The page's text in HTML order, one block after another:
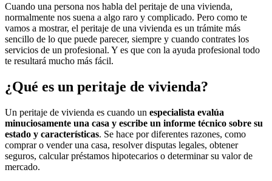
Cuando una persona nos habla del peritaje de una vivienda,
normalmente nos suena a algo raro y complicado. Pero como te
vamos a mostrar, el peritaje de una vivienda es un trámite más
sencillo de lo que puede parecer, siempre y cuando contrates los
servicios de un profesional. Y es que con la ayuda profesional todo
te resultará mucho más fácil.
¿Qué es un peritaje de vivienda?
Un peritaje de vivienda es cuando un especialista evalúa
minuciosamente una casa y escribe un informe técnico sobre su
estado y características. Se hace por diferentes razones, como
comprar o vender una casa, resolver disputas legales, obtener
seguros, calcular préstamos hipotecarios o determinar su valor de
mercado.